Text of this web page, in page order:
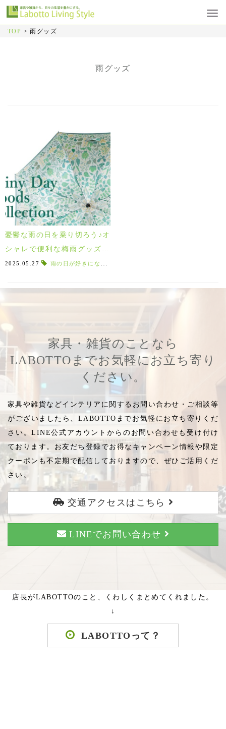
TOP >雨グッズ
雨グッズ
憂鬱な雨の日を乗り切ろう♪オ
シャレで便利な梅雨グッズ10
選！！
2025.05.27 雨の日が好きになる
家具・雑貨のことなら
LABOTTOまでお気軽にお立ち寄り
ください。
家具や雑貨などインテリアに関するお問い合わせ・ご相談等
がございましたら、LABOTTOまでお気軽にお立ち寄りくだ
さい。LINE公式アカウントからのお問い合わせも受け付け
ております。お友だち登録でお得なキャンペーン情報や限定
クーポンも不定期で配信しておりますので、ぜひご活用くだ
さい。
交通アクセスはこちら
LINEでお問い合わせ
店長がLABOTTOのこと、くわしくまとめてくれました。
↓
LABOTTOって？